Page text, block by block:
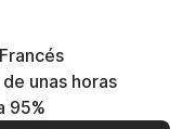
unas horas
95%